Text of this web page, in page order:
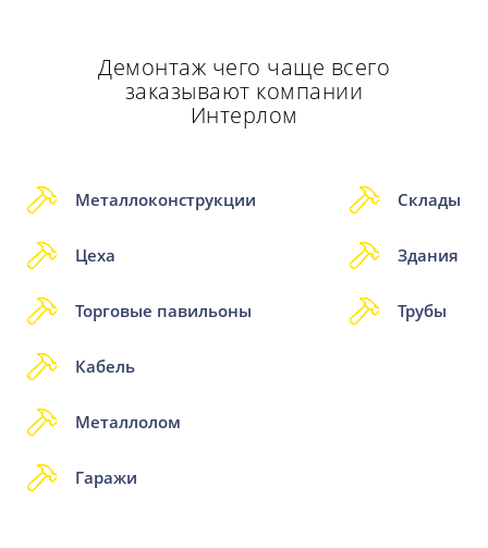
Демонтаж чего чаще всего
заказывают компании
Интерлом
Металлоконструкции
Цеха
Торговые павильоны
Склады
Здания
Трубы
Кабель
Металлолом
Гаражи